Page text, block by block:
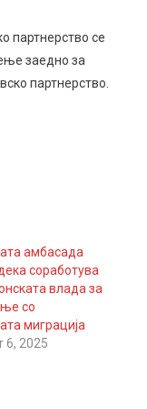
партнерство се
заедно за
партнерство.
амбасада
соработува
влада за
со
миграција
6, 2025